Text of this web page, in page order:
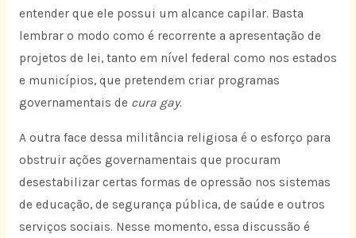
entender que ele possui um alcance capilar. Basta
lembrar o modo como é recorrente a apresentação de
projetos de lei, tanto em nível federal como nos estados
e municípios, que pretendem criar programas
governamentais de cura gay.
A outra face dessa militância religiosa é o esforço para
obstruir ações governamentais que procuram
desestabilizar certas formas de opressão nos sistemas
de educação, de segurança pública, de saúde e outros
serviços sociais. Nesse momento, essa discussão é